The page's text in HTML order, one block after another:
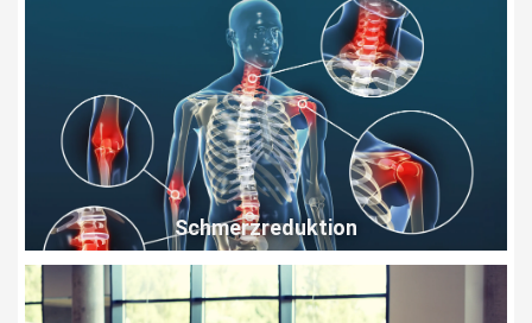
Schmerzreduktion